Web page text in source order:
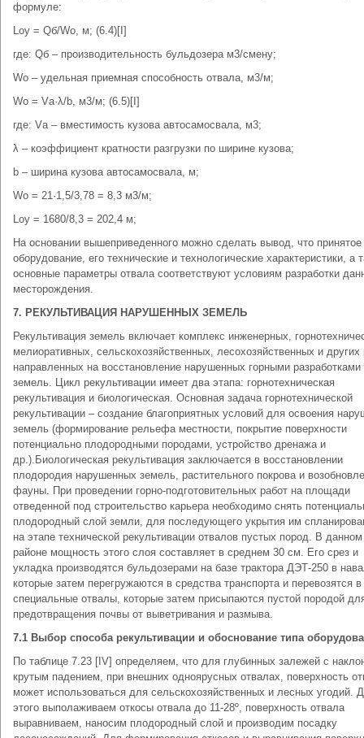
формуле:
Lоу = Qб/Wо, м; (6.4)[I]
где: Qб – производительность бульдозера м3/смену;
Wо – удельная приемная способность отвала, м3/м;
Wо = Vа·λ/b, м3/м; (6.5)[I]
где: Vа – вместимость кузова автосамосвала, м3;
λ – коэффициент кратности разгрузки по ширине кузова;
b – ширина кузова автосамосвала, м;
Wо = 21·1,5/3,78 = 8,3 м3/м;
Lоу = 1680/8,3 = 202,4 м;
На основании вышеприведенного можно сделать вывод, что принятое
оборудование, его технические и технологические характеристики, а
основные параметры отвала соответствуют условиям разработки
месторождения.
7. РЕКУЛЬТИВАЦИЯ НАРУШЕННЫХ ЗЕМЕЛЬ
Рекультивация земель включает комплекс инженерных,
мелиоративных, сельскохозяйственных, лесохозяйственных и других
направленных на восстановление нарушенных горными разработками
земель. Цикл рекультивации имеет два этапа: горнотехническая
рекультивация и биологическая. Основная задача горнотехнической
рекультивации – создание благоприятных условий для освоения
земель (формирование рельефа местности, покрытие поверхности
потенциально плодородными породами, устройство дренажа и
др.).Биологическая рекультивация заключается в восстановлении
плодородия нарушенных земель, растительного покрова и
фауны. При проведении горно-подготовительных работ на площади
отведенной под строительство карьера необходимо снять
плодородный слой земли, для последующего укрытия им
на этапе технической рекультивации отвалов пустых пород. В данном
районе мощность этого слоя составляет в среднем 30 см. Его срез и
укладка производятся бульдозерами на базе трактора ДЭТ-250 в
которые затем перегружаются в средства транспорта и перевозятся в
специальные отвалы, которые затем присыпаются пустой породой
предотвращения почвы от выветривания и размыва.
7.1 Выбор способа рекультивации и обоснование типа
По таблице 7.23 [IV] определяем, что для глубинных залежей с
крутым падением, при внешних одноярусных отвалах, поверхность
может использоваться для сельскохозяйственных и лесных угодий.
этого выполаживаем откосы отвала до 11-28º, поверхность отвала
выравниваем, наносим плодородный слой и производим посадку